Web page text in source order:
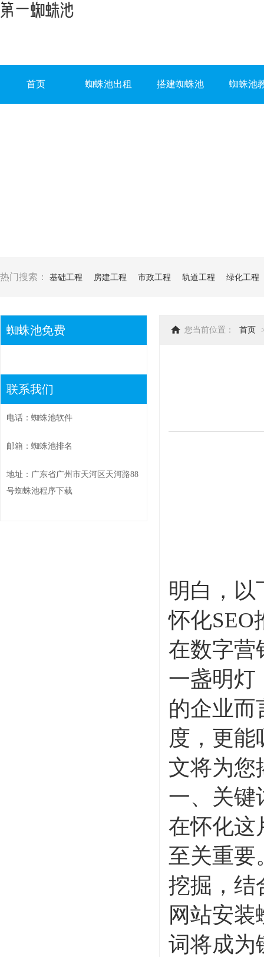
首页 蜘蛛池出租 搭建蜘蛛池 蜘蛛池
热门搜索： 基础工程 房建工程 市政工程 轨道工程 绿化工程
蜘蛛池免费
联系我们
电话：蜘蛛池软件
邮箱：蜘蛛池排名
地址：广东省广州市天河区天河路88
号蜘蛛池程序下载
您当前位置： 首页
明白，以
怀化SEO
在数字营
一盏明灯
的企业而
度，更
文将为您
一、关键
在怀化这
至关重要
挖掘，结
网站安
词将成为